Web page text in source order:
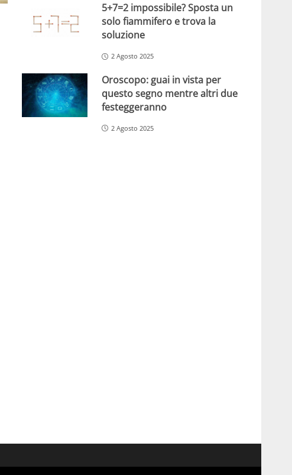
5+7=2 impossibile? Sposta un
solo fiammifero e trova la
soluzione
2 Agosto 2025
Oroscopo: guai in vista per
questo segno mentre altri due
festeggeranno
2 Agosto 2025